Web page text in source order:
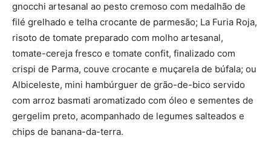
gnocchi artesanal ao pesto cremoso com medalhão de
filé grelhado e telha crocante de parmesão; La Furia Roja,
risoto de tomate preparado com molho artesanal,
tomate-cereja fresco e tomate confit, finalizado com
crispi de Parma, couve crocante e muçarela de búfala; ou
Albiceleste, mini hambúrguer de grão-de-bico servido
com arroz basmati aromatizado com óleo e sementes de
gergelim preto, acompanhado de legumes salteados e
chips de banana-da-terra.